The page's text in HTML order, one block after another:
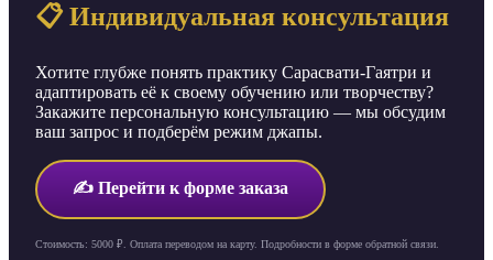
📋 Индивидуальная консультация
Хотите глубже понять практику Сарасвати-Гаятри и
адаптировать её к своему обучению или творчеству?
Закажите персональную консультацию — мы обсудим
ваш запрос и подберём режим джапы.
✍️ Перейти к форме заказа
Стоимость: 5000 ₽. Оплата переводом на карту. Подробности в форме обратной связи.